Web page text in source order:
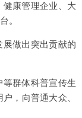
健康管理企业、大
。
展做出突出贡献的
等群体科普宣传生
，向普通大众、